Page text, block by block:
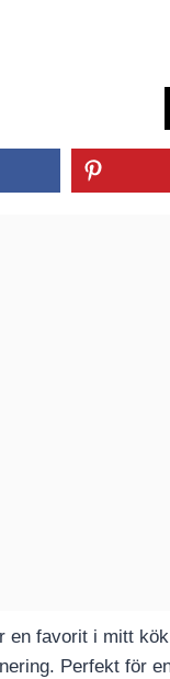
en favorit i mitt
Perfekt för